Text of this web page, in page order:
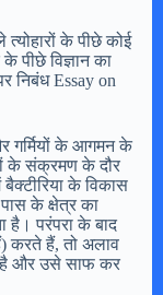
त्योहारों के पीछे कोई
पीछे विज्ञान का
निबंध Essay on
गर्मियों के आगमन के
के संक्रमण के दौर
के विकास
के क्षेत्र का
है। परंपरा के बाद
करते हैं, तो अलाव
है और उसे साफ कर